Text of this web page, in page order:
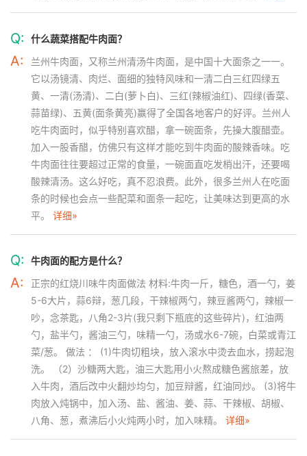
Q: 什么蔬菜搭配牛肉面？
A:
兰州牛肉面，又称兰州清汤牛肉面，是中国十大面条之一一。
它以汤镜清、肉烂、面细的独特风味和一清二白三红四绿五
黄、一清(汤清)、二白(萝卜白)、三红(辣椒油红)、四绿(香菜、
蒜苗绿)、五黄(面条黄亮)赢得了全国各地客户的好评。兰州人
吃牛肉面时，似乎特别喜欢醋，拿一碗面条，先操大腹醋壶。
加入一股香醋，仿佛只有这样才能吃到牛肉面的酸辣香味。吃
牛肉面往往要超过正常的食量，一碗面直吃发梢出汗，还要喝
酸辣清汤。这么好吃，真不忍浪费。此外，很多兰州人在吃面
条的时候也会点一些配菜和面条一起吃，让美味达到更高的水
平。 详细»
Q: 牛肉面的配方是什么？
A:
正宗的红烧川味牛肉面做法 材料:牛肉一斤，糖色，酒一勺，姜
5-6大片，蒜6辩，葱几段，干辣椒两勺，辣豆酱两勺，辣椒一
吵，念茶匙，八角2-3片(我只剩下瓶底的这些碎片)，红油两
勺，盐半勺，酱油三勺，味精一勺，汤或水6-7碗，白菜或青江
菜/葱。 做法 ： (1)牛肉切粗块，放入滚水中烫去血水，捞起泡
洗。 （2）沙糖两大匙，油三大匙用小火熬成糖色酱旅差，放
入牛肉，酒后改中火翻炒均匀，加豆辩酱，红油同炒。 (3)将牛
肉放入炖锅中，加入汤、盐、酱油、姜、蒜、干辣椒、胡椒、
八角、葱，煮沸后小火炖两小时，加入味精。 详细»